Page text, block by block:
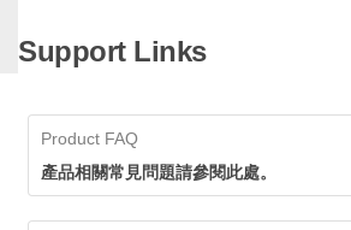
經超過600億個，擁有領先業
生命週期長的應用中也可以放
心採用。
ROHM的小訊號Discrete元件長銷
個，擁有領先業界的供貨實績。
ROHM透過確保穩定的生產和供
應，即使在生命週期長的應用中也
可以放心採用。
Support Links
Product FAQ
產品相關常見問題請參閱此處。